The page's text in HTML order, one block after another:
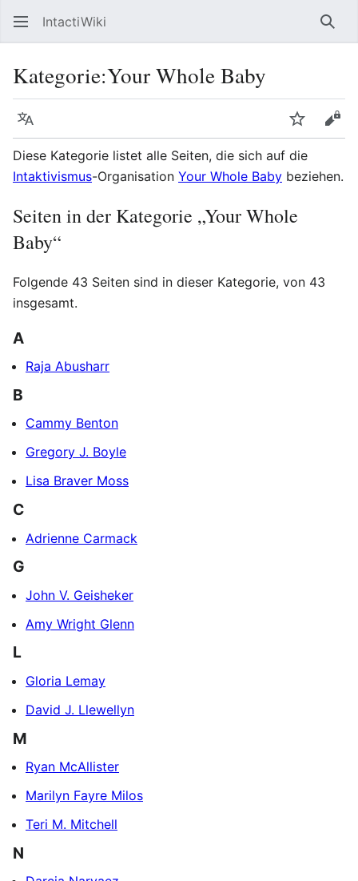
IntactiWiki
Kategorie:Your Whole Baby
Sprache
Diese Kategorie listet alle Seiten, die sich auf die
Intaktivismus-Organisation Your Whole Baby beziehen.
Seiten in der Kategorie „Your Whole
Baby“
Folgende 43 Seiten sind in dieser Kategorie, von 43
insgesamt.
A
Raja Abusharr
B
Cammy Benton
Gregory J. Boyle
Lisa Braver Moss
C
Adrienne Carmack
G
John V. Geisheker
Amy Wright Glenn
L
Gloria Lemay
David J. Llewellyn
M
Ryan McAllister
Marilyn Fayre Milos
Teri M. Mitchell
N